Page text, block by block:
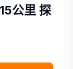
公里 探